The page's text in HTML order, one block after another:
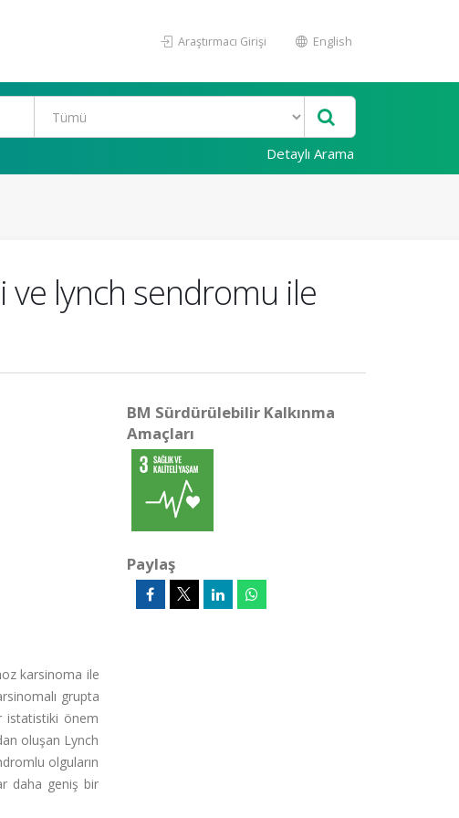
Araştırmacı Girişi English
Detaylı Arama
lynch sendromu ile
karsinoma ile
grupta
istatistiki önem
oluşan Lynch
olguların
daha geniş bir
BM Sürdürülebilir Kalkınma
Amaçları
Paylaş